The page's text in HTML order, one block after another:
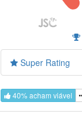
Super Rating
40% acham viável